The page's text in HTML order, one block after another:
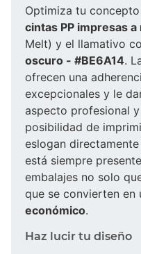
Optimiza tu
cintas PP impresas a
Melt) y el llamativo
oscuro - #BE6A14.
ofrecen una
excepcionales y le
aspecto profesional
posibilidad de
eslogan
está siempre
embalajes no solo
que se convierten en
económico.
Haz lucir tu diseño